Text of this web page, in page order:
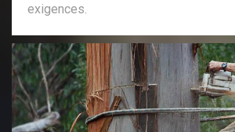
exigences.